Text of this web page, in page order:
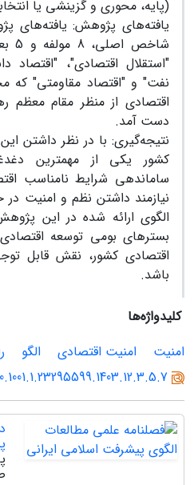
(پایه، محوری و گزینشی یا
"استقلال اقتصادی"، "اقتصاد
نفت" و "اقتصاد مقاومتی" که
اقتصادی از منظر مقام معظم
دست آمد.
نتیجه‌گیری: با در نظر داشتن
کشور یکی از مهمترین
ساماندهی شرایط نامناسب
نیازمند داشتن نظم و امنیت
الگوی ارائه شده در این
بسترهای بومی توسعه
اقتصادی کشور، نقش قابل
باشد.
کلیدواژه‌ها
امنیت
امنیت اقتصادی الگو